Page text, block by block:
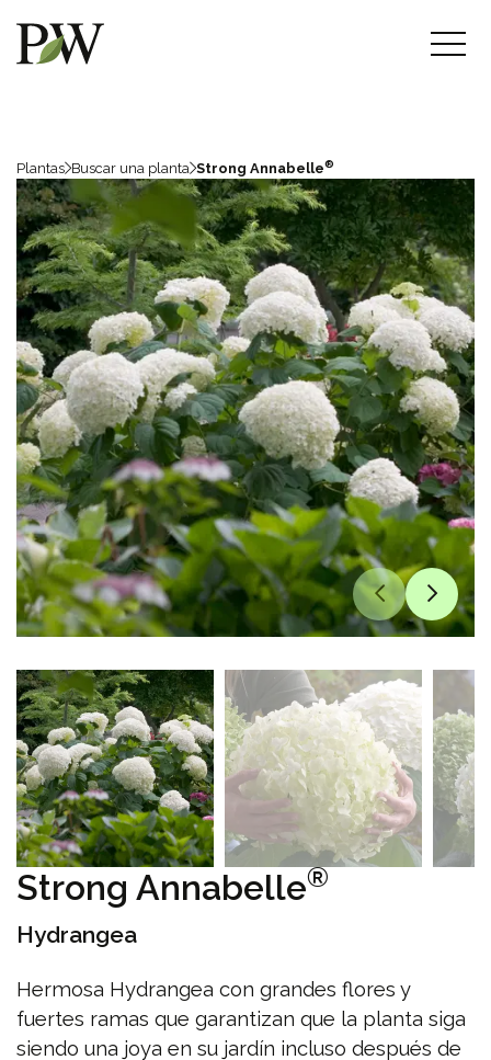
Plantas Buscar una planta Strong Annabelle®
Strong Annabelle®
Hydrangea
Hermosa Hydrangea con grandes flores y
fuertes ramas que garantizan que la planta siga
siendo una joya en su jardín incluso después de